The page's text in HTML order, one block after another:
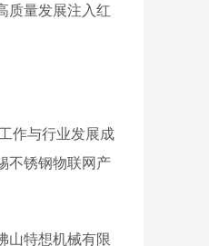
质量发展注入红
作与行业发展成
不锈钢物联网产
山特想机械有限